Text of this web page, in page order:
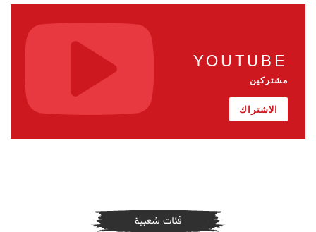
YOUTUBE
مشتركين
الاشتراك
فئات شعبية